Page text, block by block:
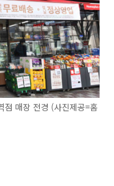
매장 전경 (사진제공=홈